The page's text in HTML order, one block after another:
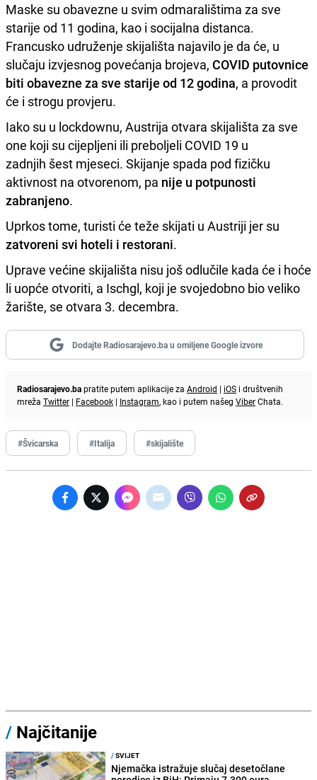
Maske su obavezne u svim odmaralištima za sve
starije od 11 godina, kao i socijalna distanca.
Francusko udruženje skijališta najavilo je da će, u
slučaju izvjesnog povećanja brojeva, COVID putovnice
biti obavezne za sve starije od 12 godina, a provodit
će i strogu provjeru.
Iako su u lockdownu, Austrija otvara skijališta za sve
one koji su cijepljeni ili preboljeli COVID 19 u
zadnjih šest mjeseci. Skijanje spada pod fizičku
aktivnost na otvorenom, pa nije u potpunosti
zabranjeno.
Uprkos tome, turisti će teže skijati u Austriji jer su
zatvoreni svi hoteli i restorani.
Uprave većine skijališta nisu još odlučile kada će i hoće
li uopće otvoriti, a Ischgl, koji je svojedobno bio veliko
žarište, se otvara 3. decembra.
Dodajte Radiosarajevo.ba u omiljene Google izvore
Radiosarajevo.bapratite putem aplikacije za Android | iOS i društvenih
mreža Twitter | Facebook | Instagram, kao i putem našeg ViberChata.
#Švicarska #Italija #skijalište
/ Najčitanije
/SVIJET
Njemačka istražuje slučaj desetočlane